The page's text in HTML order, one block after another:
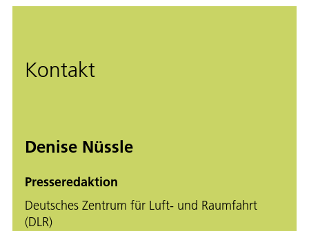
Kontakt
Denise Nüssle
Presseredaktion
Deutsches Zentrum für Luft- und Raumfahrt
(DLR)